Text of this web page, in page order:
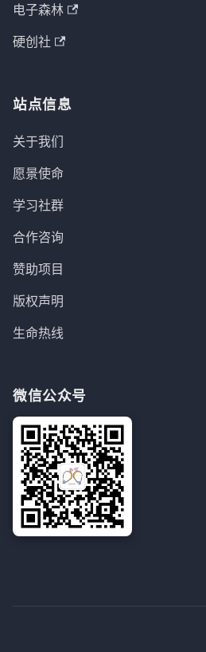
电子森林
硬创社
站点信息
关于我们
愿景使命
学习社群
合作咨询
赞助项目
版权声明
生命热线
微信公众号